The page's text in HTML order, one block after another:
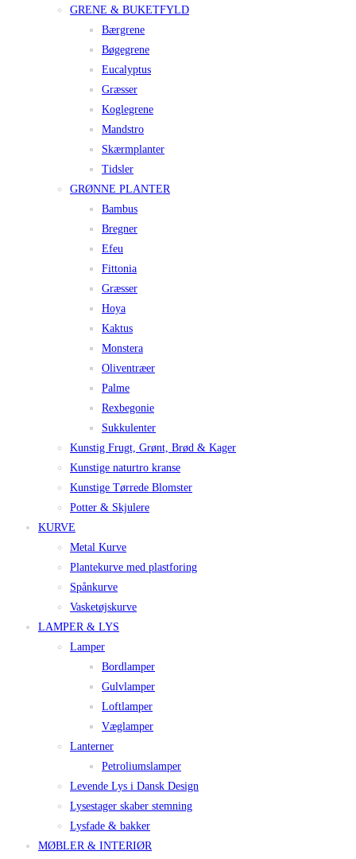
GRENE & BUKETFYLD
Bærgrene
Bøgegrene
Eucalyptus
Græsser
Koglegrene
Mandstro
Skærmplanter
Tidsler
GRØNNE PLANTER
Bambus
Bregner
Efeu
Fittonia
Græsser
Hoya
Kaktus
Monstera
Oliventræer
Palme
Rexbegonie
Sukkulenter
Kunstig Frugt, Grønt, Brød & Kager
Kunstige naturtro kranse
Kunstige Tørrede Blomster
Potter & Skjulere
KURVE
Metal Kurve
Plantekurve med plastforing
Spånkurve
Vasketøjskurve
LAMPER & LYS
Lamper
Bordlamper
Gulvlamper
Loftlamper
Væglamper
Lanterner
Petroliumslamper
Levende Lys i Dansk Design
Lysestager skaber stemning
Lysfade & bakker
MØBLER & INTERIØR